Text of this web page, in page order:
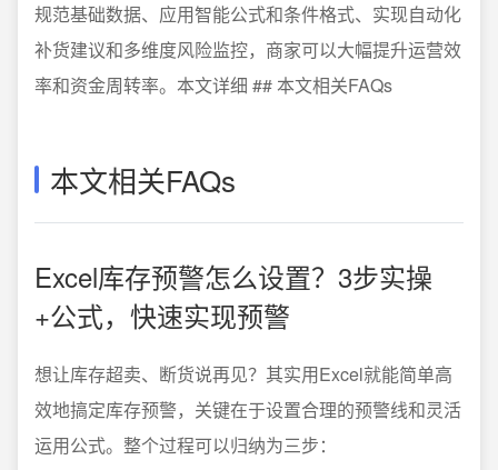
规范基础数据、应用智能公式和条件格式、实现自动化
补货建议和多维度风险监控，商家可以大幅提升运营效
率和资金周转率。本文详细 ## 本文相关FAQs
本文相关FAQs
Excel库存预警怎么设置？3步实操
+公式，快速实现预警
想让库存超卖、断货说再见？其实用Excel就能简单高
效地搞定库存预警，关键在于设置合理的预警线和灵活
运用公式。整个过程可以归纳为三步：